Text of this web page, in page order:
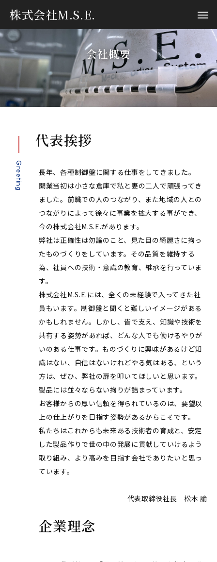
株式会社M.S.E.
会社概要
Greeting
代表挨拶
長年、各種制御盤に関する仕事をしてきました。
開業当初は小さな倉庫で私と妻の二人で頑張ってき
ました。前職での人のつながり、また地域の人との
つながりによって徐々に事業を拡大する事ができ、
今の株式会社M.S.E.があります。
弊社は正確性は勿論のこと、見た目の綺麗さに拘っ
たものづくりをしています。その品質を維持する
為、社員への技術・意識の教育、継承を行っていま
す。
株式会社M.S.E.には、全くの未経験で入ってきた社
員もいます。制御盤と聞くと難しいイメージがある
かもしれません。しかし、皆で支え、知識や技術を
共有する姿勢があれば、どんな人でも働けるやりが
いのある仕事です。ものづくりに興味があるけど知
識はない、自信はないけれどやる気はある、という
方は、ぜひ、弊社の扉を叩いてほしいと思います。
製品には並々ならない拘りが詰まっています。
お客様からの厚い信頼を得られているのは、要望以
上の仕上がりを目指す姿勢があるからこそです。
私たちはこれからも未来ある技術者の育成と、安定
した製品作りで世の中の発展に貢献していけるよう
取り組み、より高みを目指す会社でありたいと思っ
ています。
代表取締役社長 松本 諭
企業理念